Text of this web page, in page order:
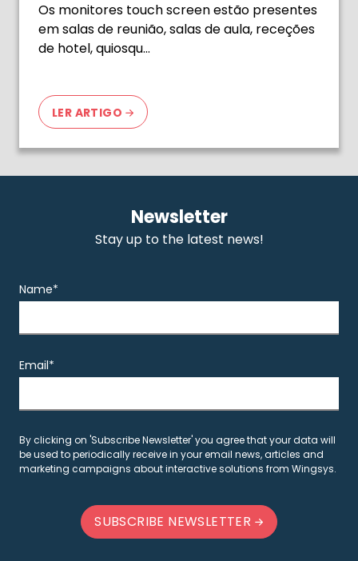
Os monitores touch screen estão presentes
em salas de reunião, salas de aula, receções
de hotel, quiosqu…
LER ARTIGO
Newsletter
Stay up to the latest news!
Name*
Email*
By clicking on 'Subscribe Newsletter' you agree that your data will
be used to periodically receive in your email news, articles and
marketing campaigns about interactive solutions from Wingsys.
SUBSCRIBE NEWSLETTER